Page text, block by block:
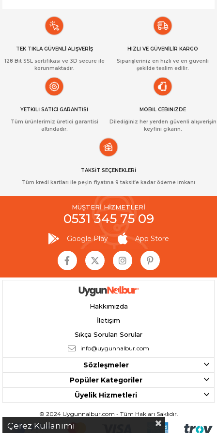
TEK TIKLA GÜVENLİ ALIŞVERİŞ
128 Bit SSL sertifikası ve 3D secure ile
korunmaktadır.
HIZLI VE GÜVENİLİR KARGO
Siparişleriniz en hızlı ve en güvenli
şekilde teslim edilir.
YETKİLİ SATICI GARANTİSİ
Tüm ürünlerimiz üretici garantisi
altındadır.
MOBİL CEBİNİZDE
Dilediğiniz her yerden güvenli alışverişin
keyfini çıkarın.
TAKSİT SEÇENEKLERİ
Tüm kredi kartları ile peşin fiyatına 9 taksit’e kadar ödeme imkanı
MÜŞTERİ HİZMETLERİ
0531 345 75 09
Google Play App Store
Hakkımızda
İletişim
Sıkça Sorulan Sorular
info@uygunnalbur.com
Sözleşmeler
Popüler Kategoriler
Üyelik Hizmetleri
© 2024 Uygunnalbur.com - Tüm Hakları Saklıdır.
Çerez Kullanımı